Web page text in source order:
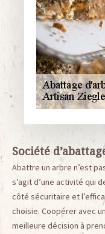
Société
Abattre un arbre n’est
s’agit d’une activité qui
côté sécuritaire et
choisie. Coopérer avec
meilleure décision à